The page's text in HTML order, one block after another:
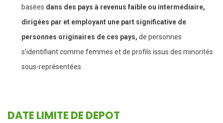
basées dans des pays à revenus faible ou intermédiaire,
dirigées par et employant une part significative de
personnes originaires de ces pays, de personnes
s’identifiant comme femmes et de profils issus des minorités
sous-représentées.
DATE LIMITE DE DEPOT